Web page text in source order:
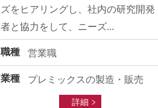
ズをヒアリングし、社内の研究開発
者と協力をして、ニーズ...
職種 営業職
業種 プレミックスの製造・販売
詳細